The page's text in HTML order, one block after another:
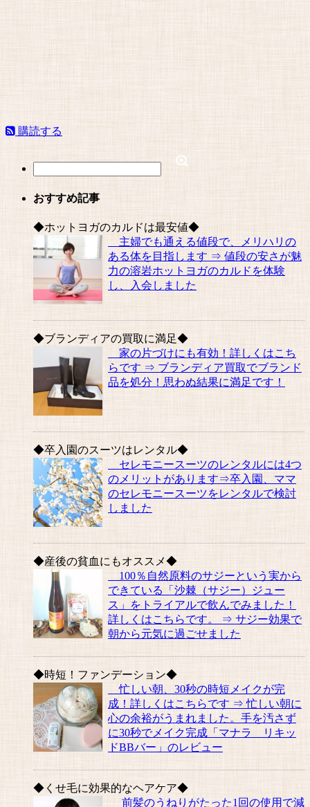
購読する
おすすめ記事
◆ホットヨガのカルドは最安値◆
主婦でも通える値段で、メリハリの
ある体を目指します ⇒ 値段の安さが魅
力の溶岩ホットヨガのカルドを体験
し、入会しました
◆ブランディアの買取に満足◆
家の片づけにも有効！詳しくはこち
らです ⇒ ブランディア買取でブランド
品を処分！思わぬ結果に満足です！
◆卒入園のスーツはレンタル◆
セレモニースーツのレンタルには4つ
のメリットがあります⇒卒入園、ママ
のセレモニースーツをレンタルで検討
しました
◆産後の貧血にもオススメ◆
100％自然原料のサジーという実から
できている「沙棘（サジー）ジュー
ス」をトライアルで飲んでみました！
詳しくはこちらです。 ⇒ サジー効果で
朝から元気に過ごせました
◆時短！ファンデーション◆
忙しい朝、30秒の時短メイクが完
成！詳しくはこちらです ⇒ 忙しい朝に
心の余裕がうまれました。手を汚さず
に30秒でメイク完成「マナラ リキッ
ドBBバー」のレビュー
◆くせ毛に効果的なヘアケア◆
前髪のうねりがたった1回の使用で減